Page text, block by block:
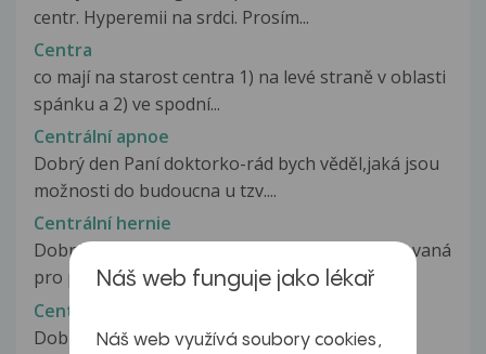
centr. Hyperemii na srdci. Prosím...
Centra
co mají na starost centra 1) na levé straně v oblasti
spánku a 2) ve spodní...
Centrální apnoe
Dobrý den Paní doktorko-rád bych věděl,jaká jsou
možnosti do budoucna u tzv....
Centrální hernie
Dobrý den, byla jsem na neurologii hospitalizovaná
pro parezu IX-XII vpravo...
Centrální hypogonadizmus
Dobrý večer, obraciam sa na vás s otázkou o
Náš web funguje jako lékař
Náš web využívá soubory cookies,